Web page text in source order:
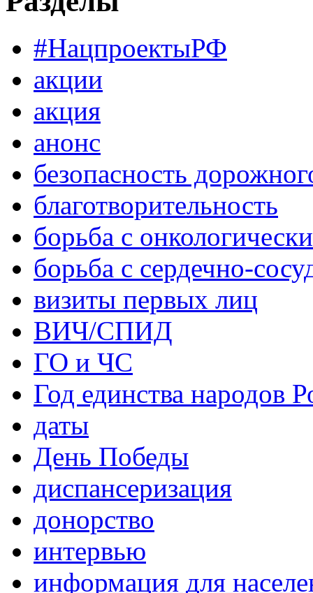
#НацпроектыРФ
акции
акция
анонс
безопасность
благотворительность
борьба с
борьба с сердечно-
визиты первых лиц
ВИЧ/СПИД
ГО и ЧС
Год единства народов
даты
День Победы
диспансеризация
донорство
интервью
информация для